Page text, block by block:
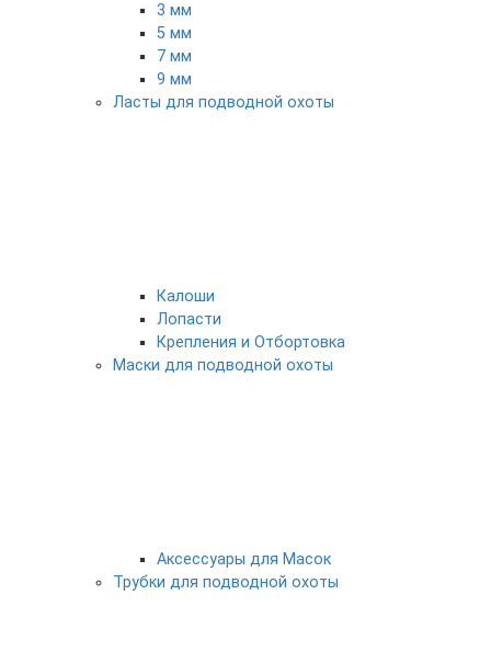
3 мм
5 мм
7 мм
9 мм
Ласты для подводной охоты
Калоши
Лопасти
Крепления и Отбортовка
Маски для подводной охоты
Аксессуары для Масок
Трубки для подводной охоты